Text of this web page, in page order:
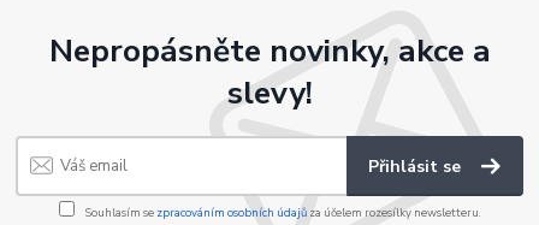
Nepropásněte novinky, akce a
slevy!
Přihlásit se
Souhlasím se zpracováním osobních údajůza účelem rozesílky newsletteru.